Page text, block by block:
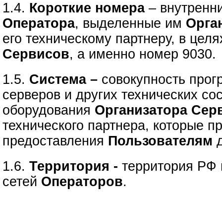
1.4. Короткие номера–
Оператора, выделенные им
его техническому партнеру, в
Сервисов, а именно номер 9030.
1.5. Система – совокупность
серверов и других технических
оборудования Организатора
технического партнера, которые
предоставления Пользователям
1.6.Территория -территория РФ
сетей Операторов.